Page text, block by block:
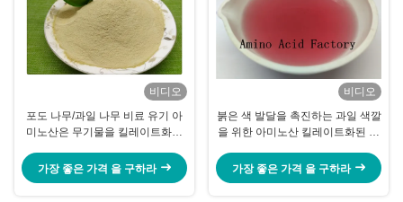
비디오
포도 나무/과일 나무 비료 유기 아
미노산은 무기물을 킬레이트화했
가장 좋은 가격 을 구하라
비디오
붉은 색 발달을 촉진하는 과일 색깔
을 위한 아미노산 킬레이트화된 칼
가장 좋은 가격 을 구하라